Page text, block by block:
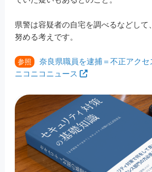
県警は容疑者の自宅を調べるなどして
努める考えです。
参照
奈良県職員を逮捕＝不正アクセ
ニコニコニュース